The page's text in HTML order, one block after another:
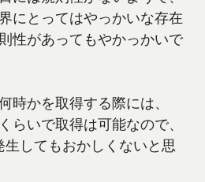
にとってはやっかいな存在
性があってもやかっかいで
時かを取得する際には、
らいで取得は可能なので、
してもおかしくないと思